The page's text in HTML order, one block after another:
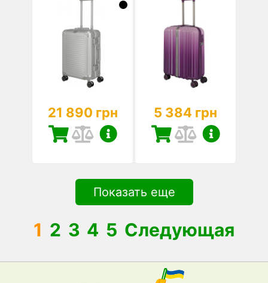
21 890 грн 5 384 грн
Показать еще
1 2 3 4 5 Следующая